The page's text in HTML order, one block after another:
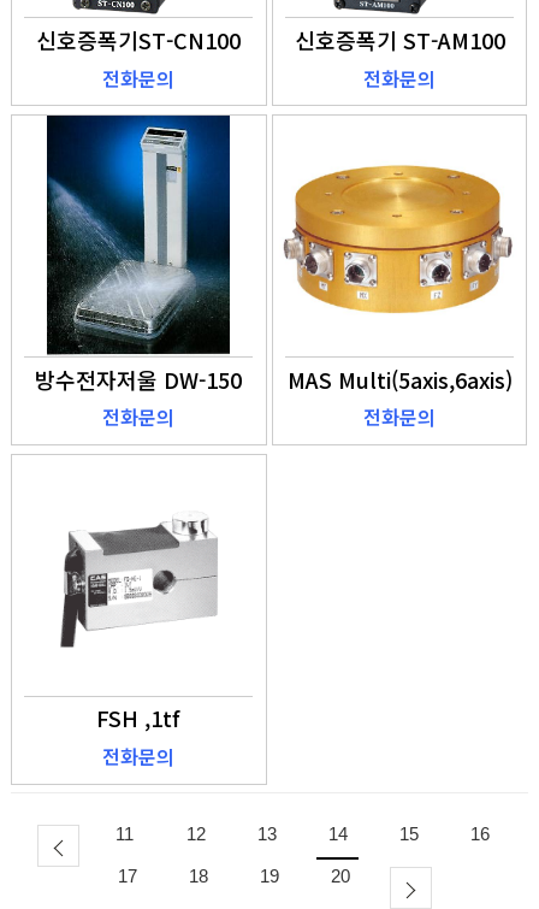
신호증폭기ST-CN100
전화문의
신호증폭기 ST-AM100
전화문의
방수전자저울 DW-150
전화문의
MAS Multi(5axis,6axis)
전화문의
FSH ,1tf
전화문의
11 12 13 14 15 16
17 18 19 20